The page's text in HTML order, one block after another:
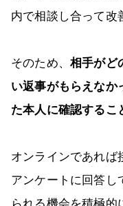
内で相談し合って改
そのため、 相手がど
い返事がもらえなか
た本人に確認するこ
オンラインであれば
アンケートに回答し